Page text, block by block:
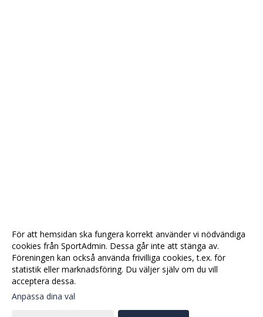
För att hemsidan ska fungera korrekt använder vi nödvändiga
cookies från SportAdmin. Dessa går inte att stänga av.
Föreningen kan också använda frivilliga cookies, t.ex. för
statistik eller marknadsföring. Du väljer själv om du vill
acceptera dessa.
Anpassa dina val